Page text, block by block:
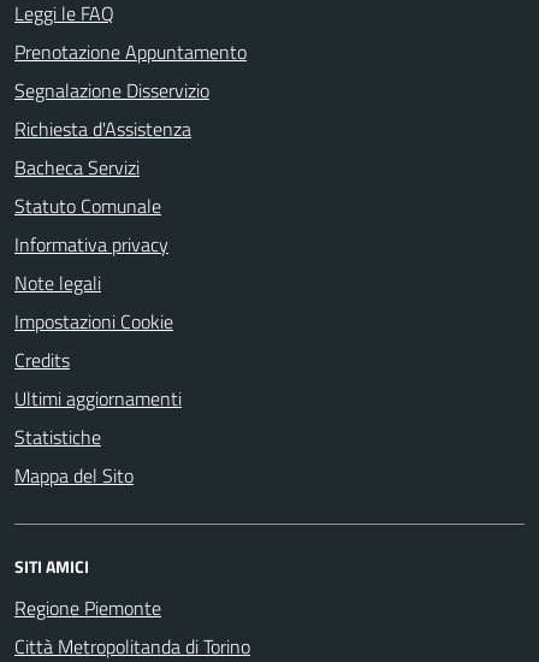
Leggi le FAQ
Prenotazione Appuntamento
Segnalazione Disservizio
Richiesta d'Assistenza
Bacheca Servizi
Statuto Comunale
Informativa privacy
Note legali
Impostazioni Cookie
Credits
Ultimi aggiornamenti
Statistiche
Mappa del Sito
SITI AMICI
Regione Piemonte
Città Metropolitanda di Torino